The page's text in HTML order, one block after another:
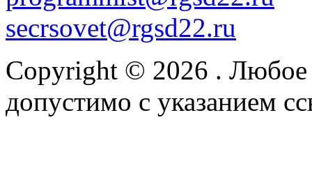
secrsovet@rgsd22.ru
Copyright © 2026 . Любое
допустимо с указанием